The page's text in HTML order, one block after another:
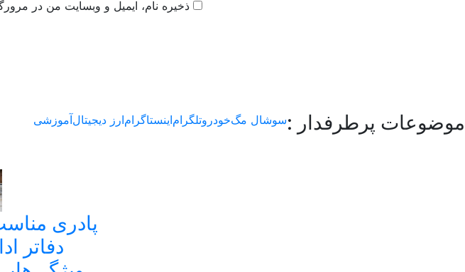
ذخیره نام، ایمیل و وبسایت من در
موضوعات پرطرفدار :سوشال مگخودروتلگراماینستاگرامارز دیجیتالآموزشی
پادری
دفاتر